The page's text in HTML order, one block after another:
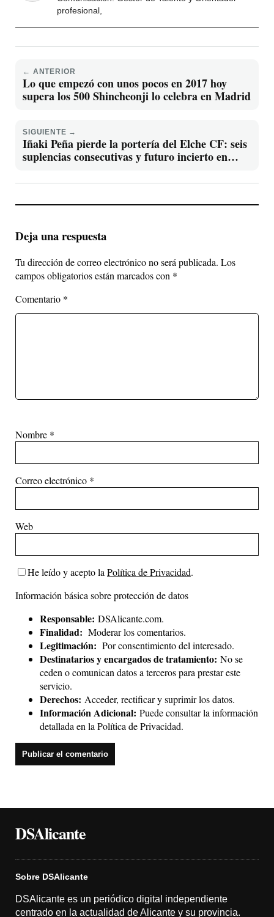
profesional,
← ANTERIOR
Lo que empezó con unos pocos en 2017 hoy
supera los 500 Shincheonji lo celebra en Madrid
SIGUIENTE →
Iñaki Peña pierde la portería del Elche CF: seis
suplencias consecutivas y futuro incierto en
Deja una respuesta
Tu dirección de correo electrónico no será publicada. Los
campos obligatorios están marcados con *
Comentario *
Nombre *
Correo electrónico *
Web
He leído y acepto la Política de Privacidad.
Información básica sobre protección de datos
Responsable: DSAlicante.com.
Finalidad: Moderar los comentarios.
Legitimación: Por consentimiento del interesado.
Destinatarios y encargados de tratamiento: No se
ceden o comunican datos a terceros para prestar este
servicio.
Derechos: Acceder, rectificar y suprimir los datos.
Información Adicional: Puede consultar la información
detallada en la Política de Privacidad.
DSAlicante
Sobre DSAlicante
DSAlicante es un periódico digital independiente
centrado en la actualidad de Alicante y su provincia.